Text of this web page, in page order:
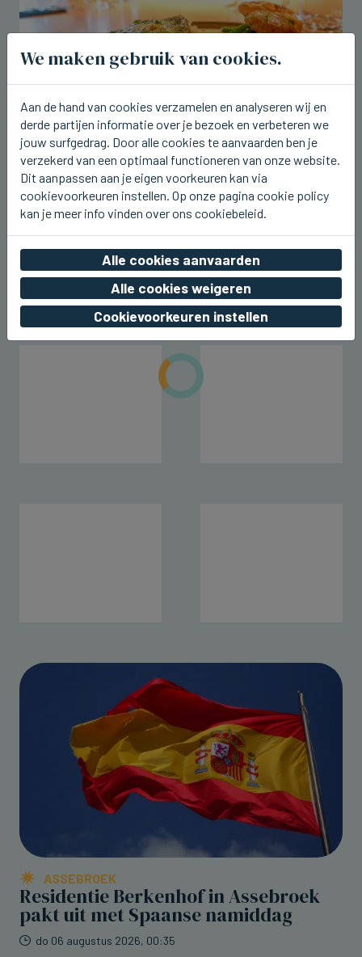
BRUGGE
Tartaar van tonijn en zonnevis op de
nieuwe weeklunch bij Breydel de
Coninc
do 06 augustus 2026, 17:43
ASSEBROEK
Residentie Berkenhof in Assebroek
pakt uit met Spaanse namiddag
do 06 augustus 2026, 00:35
We maken gebruik van cookies.
Aan de hand van cookies verzamelen en analyseren wij en
derde partijen informatie over je bezoek en verbeteren we
jouw surfgedrag. Door alle cookies te aanvaarden ben je
verzekerd van een optimaal functioneren van onze website.
Dit aanpassen aan je eigen voorkeuren kan via
cookievoorkeuren instellen. Op onze pagina cookie policy
kan je meer info vinden over ons cookiebeleid.
Alle cookies aanvaarden
Alle cookies weigeren
Cookievoorkeuren instellen